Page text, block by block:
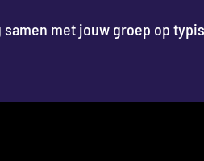
met jouw groep op